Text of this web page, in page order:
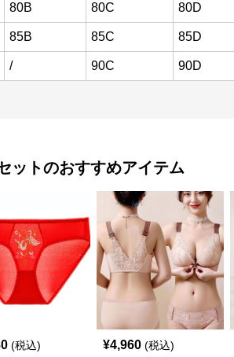
80B 80C 80D
85B 85C 85D
/ 90C 90D
ットのおすすめアイテム
(税込) ¥4,960 (税込)